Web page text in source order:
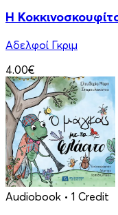
Η
Αδελφοί Γκριμ
4.00€
Audiobook • 1 Credit